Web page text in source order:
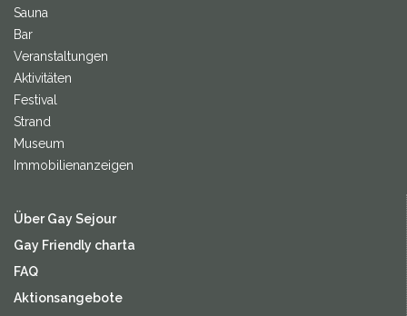
Sauna
Bar
Veranstaltungen
Aktivitäten
Festival
Strand
Museum
Immobilienanzeigen
Über Gay Sejour
Gay Friendly charta
FAQ
Aktionsangebote